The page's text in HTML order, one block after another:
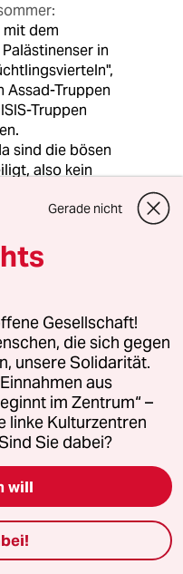
dem
in
Assad-Truppen
Truppen
sind die bösen
also kein
Jarmuk wissen
sie herkommen.
dass Merkel kein
für
gemacht
Gerade nicht
Gesellschaft!
die sich gegen
unsere Solidarität.
aus
im Zentrum“ –
linke Kulturzentren
Sie dabei?
will